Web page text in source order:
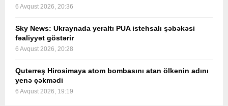
6 Avqust 2026, 20:36
Sky News: Ukraynada yeraltı PUA istehsalı şəbəkəsi
fəaliyyət göstərir
6 Avqust 2026, 20:28
Quterreş Hirosimaya atom bombasını atan ölkənin adını
yenə çəkmədi
6 Avqust 2026, 19:19